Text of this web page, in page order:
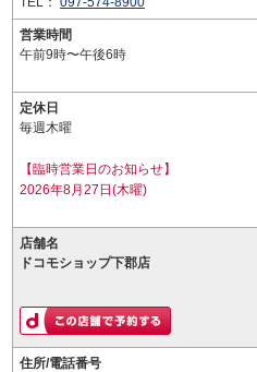
営業時間
午前9時〜午後6時
定休日
毎週木曜
【臨時営業日のお知らせ】
2026年8月27日(木曜)
店舗名
ドコモショップ下郡店
住所/電話番号